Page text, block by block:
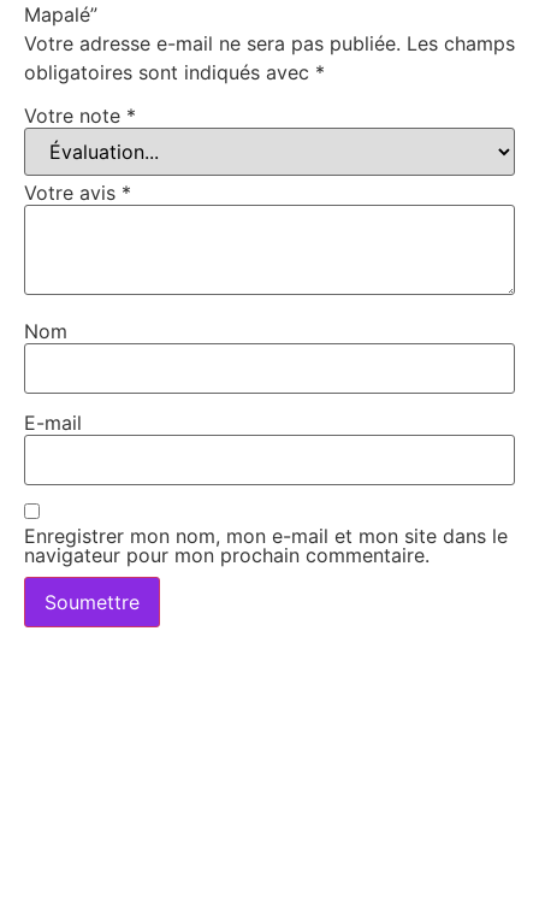
Mapalé”
Votre adresse e-mail ne sera pas publiée. Les champs
obligatoires sont indiqués avec *
Votre note *
Votre avis *
Nom
E-mail
Enregistrer mon nom, mon e-mail et mon site dans le
navigateur pour mon prochain commentaire.